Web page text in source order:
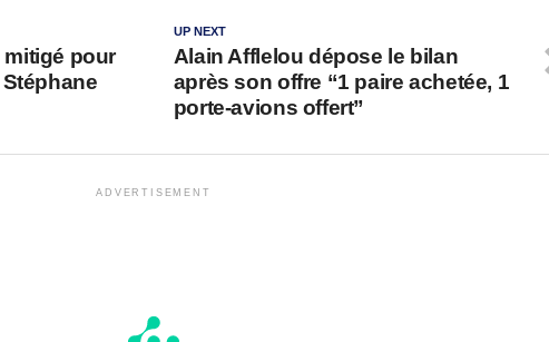
UP NEXT
Alain Afflelou dépose le bilan
après son offre “1 paire achetée, 1
porte-avions offert”
mitigé pour
ADVERTISEMENT